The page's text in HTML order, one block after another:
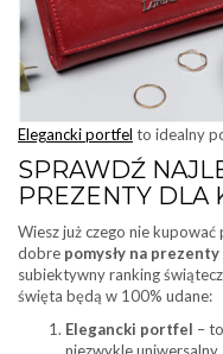
Elegancki portfel to idealny
SPRAWDŹ
PREZENTY DLA
Wiesz już czego nie
dobre pomysły na
subiektywny ranking
święta będą w 100% udane:
Elegancki portfel –